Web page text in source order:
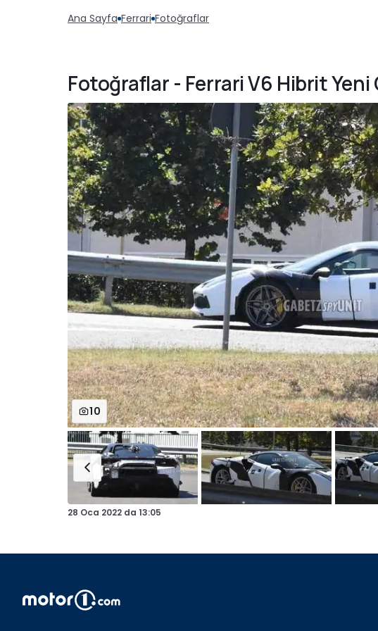
Ana Sayfa Ferrari Fotoğraflar
Fotoğraflar - Ferrari V6 Hibrit
10
28 Oca 2022 da 13:05